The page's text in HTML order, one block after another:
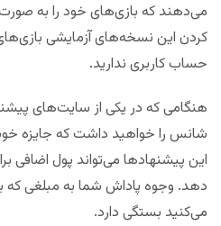
می‌دهند که بازی‌های خود را به
کردن این نسخه‌های آزمایشی
حساب کاربری ندارید.
هنگامی که در یکی از سایت‌های
شانس را خواهید داشت که جایزه
این پیشنهادها می‌تواند پول اضافی
دهد. وجوه پاداش شما به مبلغی که
می‌کنید بستگی دارد.